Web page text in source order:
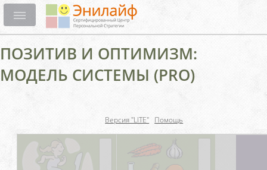
ПОЗИТИВ И ОПТИМИЗМ:
МОДЕЛЬ СИСТЕМЫ (PRO)
Версия "LITE" Помощь